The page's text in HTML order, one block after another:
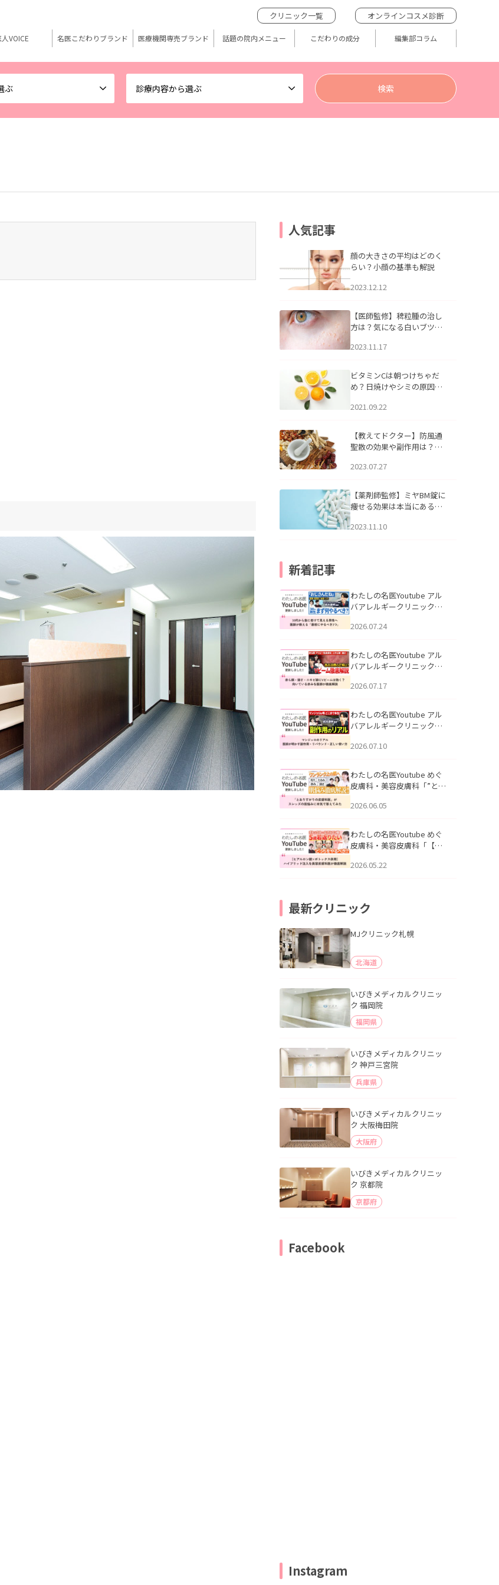
ぶ 診療内容から選ぶ
クリニック一覧 オンラインコスメ診断
VOICE 名医こだわりブランド 医療機関専売ブランド 話題の院内メニュー こだわりの成分 編集部コラム
人気記事
顔の大きさの平均はどのく
らい？小顔の基準も解説
2023.12.12
【医師監修】稗粒腫の治し
方は？気になる白いブツブ
アについて
2023.11.17
ビタミンCは朝つけちゃだ
め？日焼けやシミの原因に
2021.09.22
【教えてドクター】防風通
聖散の効果や副作用は？長
2023.07.27
【薬剤師監修】ミヤBM錠に
痩せる効果は本当にある
2023.11.10
新着記事
わたしの名医Youtube アル
バアレルギークリニック札
える男性へ｜医師が教える
公開いたしました。
2026.07.24
わたしの名医Youtube アル
バアレルギークリニック札
跡にVビームは効く？向いて
説」を公開いたしました。
2026.07.17
わたしの名医Youtube アル
バアレルギークリニック札
医師が明かす副作用・リバ
公開いたしました。
2026.07.10
わたしの名医Youtube めぐ
皮膚科・美容皮膚科「”とお
ッズの肌悩みに本気で答え
た。
2026.06.05
わたしの名医Youtube めぐ
皮膚科・美容皮膚科「【ヒ
用】ハイブリッド注入を美
2026.05.22
最新クリニック
MJクリニック札幌
北海道
いびきメディカルクリニッ
ク 福岡院
福岡県
いびきメディカルクリニッ
ク 神戸三宮院
兵庫県
いびきメディカルクリニッ
ク 大阪梅田院
大阪府
いびきメディカルクリニッ
ク 京都院
京都府
Facebook
Instagram